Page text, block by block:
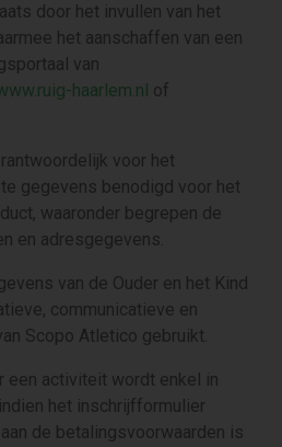
door het invullen van het
het aanschaffen van een
van
haarlem.nl of
voor het
gegevens benodigd voor het
waaronder begrepen de
en adresgegevens.
van de Ouder en het Kind
communicatieve en
Scopo Atletico gebruikt.
een activiteit wordt enkel in
het inschrijfformulier
de betalingsvoorwaarden is